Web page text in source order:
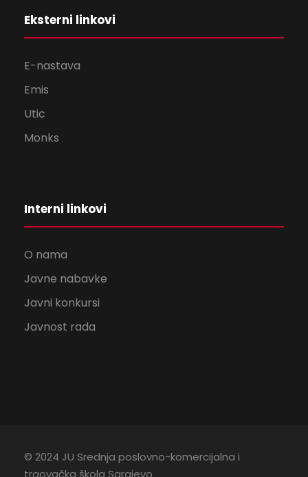
Eksterni linkovi
E-nastava
Emis
Utic
Monks
Interni linkovi
O nama
Javne nabavke
Javni konkursi
Javnost rada
© 2024 JU Srednja poslovno-komercijalna i
trgovačka škola Sarajevo